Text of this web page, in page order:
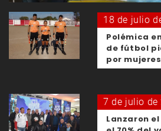
18 de julio
Polémica
de fútbol
por mujeres
7 de julio de
Lanzaron